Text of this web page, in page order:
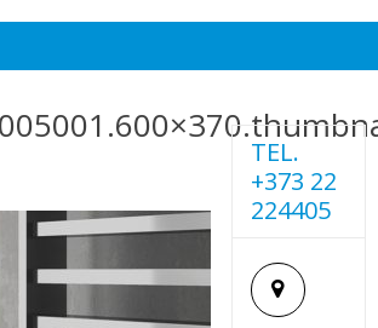
TEL.
+373 22
224405